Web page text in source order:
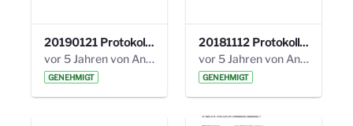
20190121 Protokoll 25. Steuerungskreis.pdf
vor 5 Jahren von Anni Schlumberger
GENEHMIGT
20181112 Protokoll 24. Steuerungskreis.pdf
vor 5 Jahren von Anni Schlumberger
GENEHMIGT